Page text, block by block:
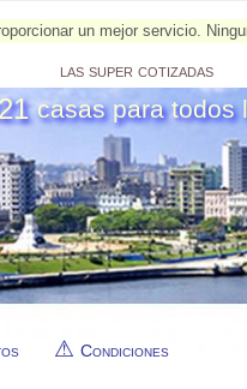
un mejor servicio.
las super cotizadas
casas para todos
Condiciones